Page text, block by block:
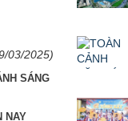
03/2025)
SÁNG
NAY